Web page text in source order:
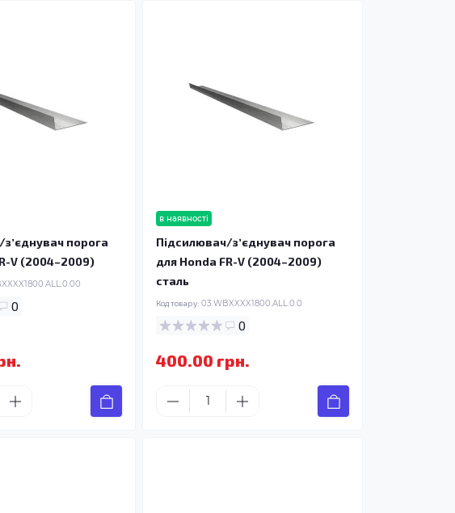
порога
V (2004–2009)
0
в наявності
Підсилювач/зʼєднувач порога
для Honda FR-V (2004–2009)
сталь
Код товару: 03.WBXXXX1800.ALL.0.0
0
400.00 грн.